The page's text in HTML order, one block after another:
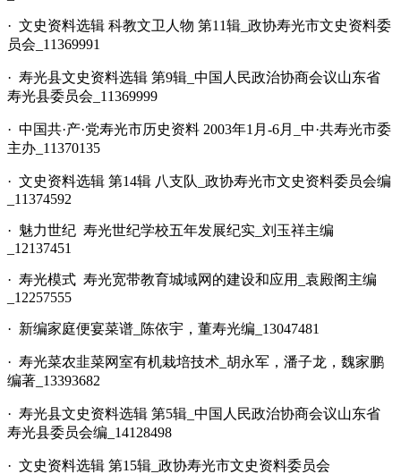
· 文史资料选辑 科教文卫人物 第11辑_政协寿光市文史资料委
员会_11369991
· 寿光县文史资料选辑 第9辑_中国人民政治协商会议山东省
寿光县委员会_11369999
· 中国共·产·党寿光市历史资料 2003年1月-6月_中·共寿光市委
主办_11370135
· 文史资料选辑 第14辑 八支队_政协寿光市文史资料委员会编
_11374592
· 魅力世纪 寿光世纪学校五年发展纪实_刘玉祥主编
_12137451
· 寿光模式 寿光宽带教育城域网的建设和应用_袁殿阁主编
_12257555
· 新编家庭便宴菜谱_陈依宇，董寿光编_13047481
· 寿光菜农韭菜网室有机栽培技术_胡永军，潘子龙，魏家鹏
编著_13393682
· 寿光县文史资料选辑 第5辑_中国人民政治协商会议山东省
寿光县委员会编_14128498
· 文史资料选辑 第15辑_政协寿光市文史资料委员会